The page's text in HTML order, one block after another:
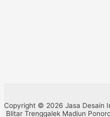
Copyright © 2026 Jasa Desain
Blitar Trenggalek Madiun